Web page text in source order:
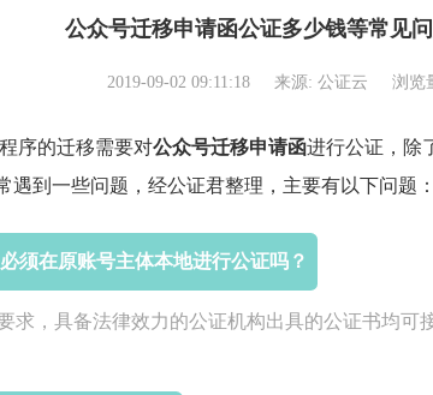
公众号迁移申请函公证多少钱等常见
2019-09-02 09:11:18 来源: 公证云 浏览
序的迁移需要对公众号迁移申请函进行公证，除
遇到一些问题，经公证君整理，主要有以下问题：
须在原账号主体本地进行公证吗？
求，具备法律效力的公证机构出具的公证书均可